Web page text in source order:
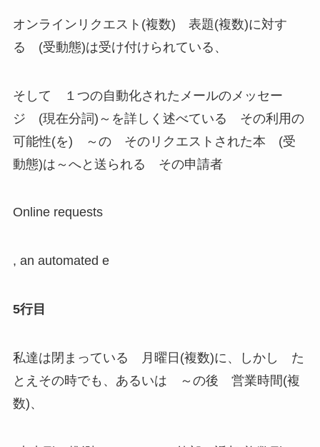
オンラインリクエスト(複数) 表題(複数)に対す
る (受動態)は受け付けられている、
そして １つの自動化されたメールのメッセー
ジ (現在分詞)～を詳しく述べている その利用の
可能性(を) ～の そのリクエストされた本 (受
動態)は～へと送られる その申請者
Online requests
, an automated e
5行目
私達は閉まっている 月曜日(複数)に、しかし た
とえその時でも、あるいは ～の後 営業時間(複
数)、